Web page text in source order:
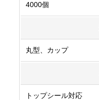
4000個
丸型、カップ
トップシール対応